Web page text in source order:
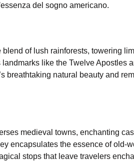
del sogno americano.
of lush rainforests, towering
like the Twelve Apostles
breathtaking natural beauty and
medieval towns, enchanting
encapsulates the essence of old-
stops that leave travelers